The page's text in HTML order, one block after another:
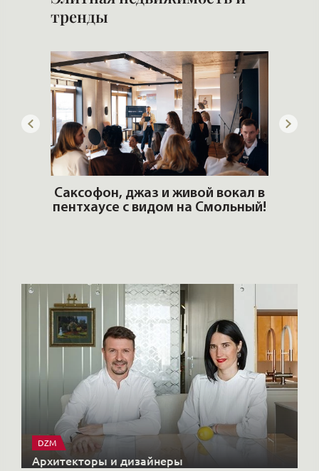
тренды
Саксофон, джаз и живой вокал в
пентхаусе с видом на Смольный!
DZM
Архитекторы и дизайнеры